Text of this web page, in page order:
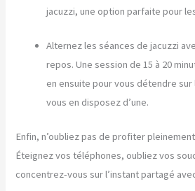
jacuzzi, une option parfaite pour
Alternez les séances de jacuzzi
repos. Une session de 15 à 20
en ensuite pour vous détendre
vous en disposez d’une.
Enfin, n’oubliez pas de profiter
Éteignez vos téléphones, oubliez vos
concentrez-vous sur l’instant partagé